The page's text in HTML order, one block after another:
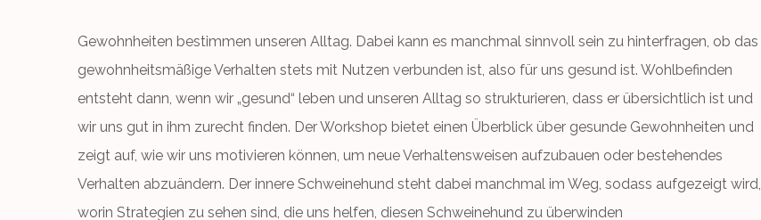
Gewohnheiten bestimmen unseren Alltag. Dabei kann es manchmal sinnvoll sein zu hinterfragen, ob das
gewohnheitsmäßige Verhalten stets mit Nutzen verbunden ist, also für uns gesund ist. Wohlbefinden
entsteht dann, wenn wir „gesund“ leben und unseren Alltag so strukturieren, dass er übersichtlich ist und
wir uns gut in ihm zurecht finden. Der Workshop bietet einen Überblick über gesunde Gewohnheiten und
zeigt auf, wie wir uns motivieren können, um neue Verhaltensweisen aufzubauen oder bestehendes
Verhalten abzuändern. Der innere Schweinehund steht dabei manchmal im Weg, sodass aufgezeigt wird,
worin Strategien zu sehen sind, die uns helfen, diesen Schweinehund zu überwinden